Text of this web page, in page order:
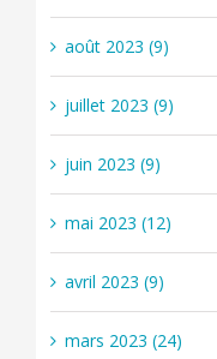
août 2023 (9)
juillet 2023 (9)
juin 2023 (9)
mai 2023 (12)
avril 2023 (9)
mars 2023 (24)